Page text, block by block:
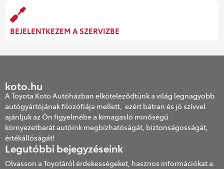
BEJELENTKEZEM A SZERVIZBE
koto.hu
A Toyota Koto Autóházban elköteleződtünk a világ legnagyobb
autógyártójának filozófiája mellett, ezért bátran és jó szívvel
ajánljuk az Ön figyelmébe a kimagasló minőségű
környezetbarát autóink megbízhatóságát, biztonságosságát,
értékállóságát!
Legutóbbi bejegyzéseink
Olvasson a Toyotáról érdekességeket, hasznos információkat a